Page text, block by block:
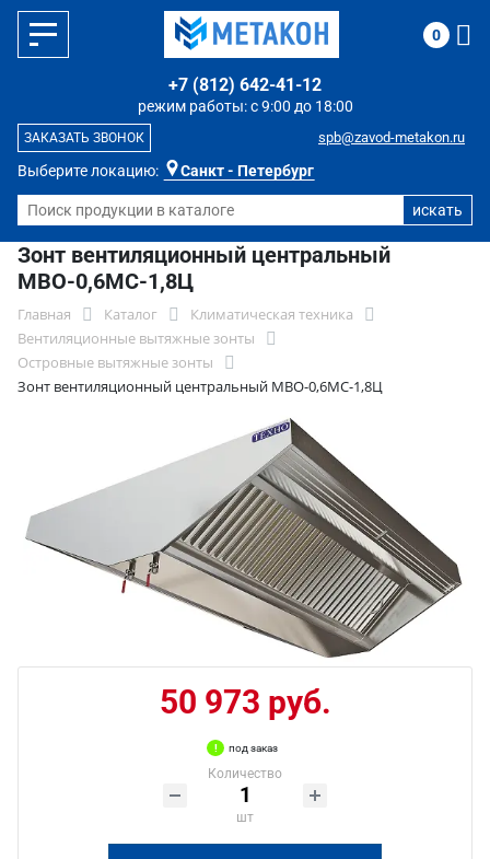
Выберите локацию: Санкт - Петербург
режим работы: с 9:00 до 18:00
+7 (812) 642-41-12
spb@zavod-metakon.ru
ЗАКАЗАТЬ ЗВОНОК
0
Зонт вентиляционный центральный
МВО-0,6МС-1,8Ц
Главная Каталог
Климатическая техника
Вентиляционные вытяжные зонты
Островные вытяжные зонты
Зонт вентиляционный центральный МВО-0,6МС-1,8Ц
50 973 руб.
под заказ
Количество
шт